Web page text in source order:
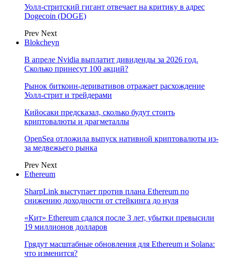
Уолл-стритский гигант отвечает на критику в адрес
Dogecoin (DOGE)
Prev Next
Blokcheyn
В апреле Nvidia выплатит дивиденды за 2026 год.
Сколько принесут 100 акций?
Рынок биткоин-деривативов отражает расхождение
Уолл-стрит и трейдерами
Кийосаки предсказал, сколько будут стоить
криптовалюты и драгметаллы
OpenSea отложила выпуск нативной криптовалюты из-
за медвежьего рынка
Prev Next
Ethereum
SharpLink выступает против плана Ethereum по
снижению доходности от стейкинга до нуля
«Кит» Ethereum сдался после 3 лет, убытки превысили
19 миллионов долларов
Грядут масштабные обновления для Ethereum и Solana:
что изменится?